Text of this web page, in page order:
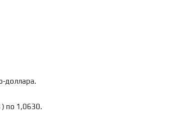
доллара.
) по 1,0630.